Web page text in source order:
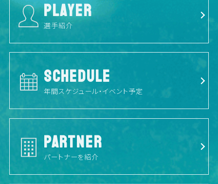
PLAYER
選手紹介
SCHEDULE
年間スケジュール・イベント予定
PARTNER
パートナーを紹介